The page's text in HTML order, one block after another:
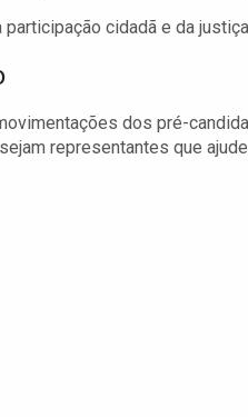
participação cidadã e da
dos pré-
representantes que